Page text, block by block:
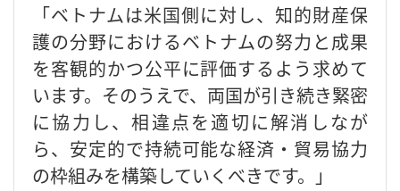
「ベトナムは米国側に対し、知的財産保
護の分野におけるベトナムの努力と成果
を客観的かつ公平に評価するよう求めて
います。そのうえで、両国が引き続き緊密
に協力し、相違点を適切に解消しなが
ら、安定的で持続可能な経済・貿易協力
の枠組みを構築していくべきです。」